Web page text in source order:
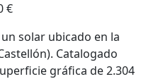
€
solar ubicado en la
Catalogado
gráfica de 2.304